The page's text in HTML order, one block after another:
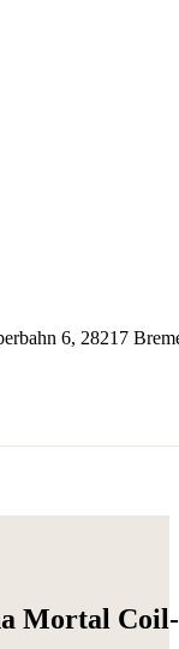
6, 28217
Mortal Coil-